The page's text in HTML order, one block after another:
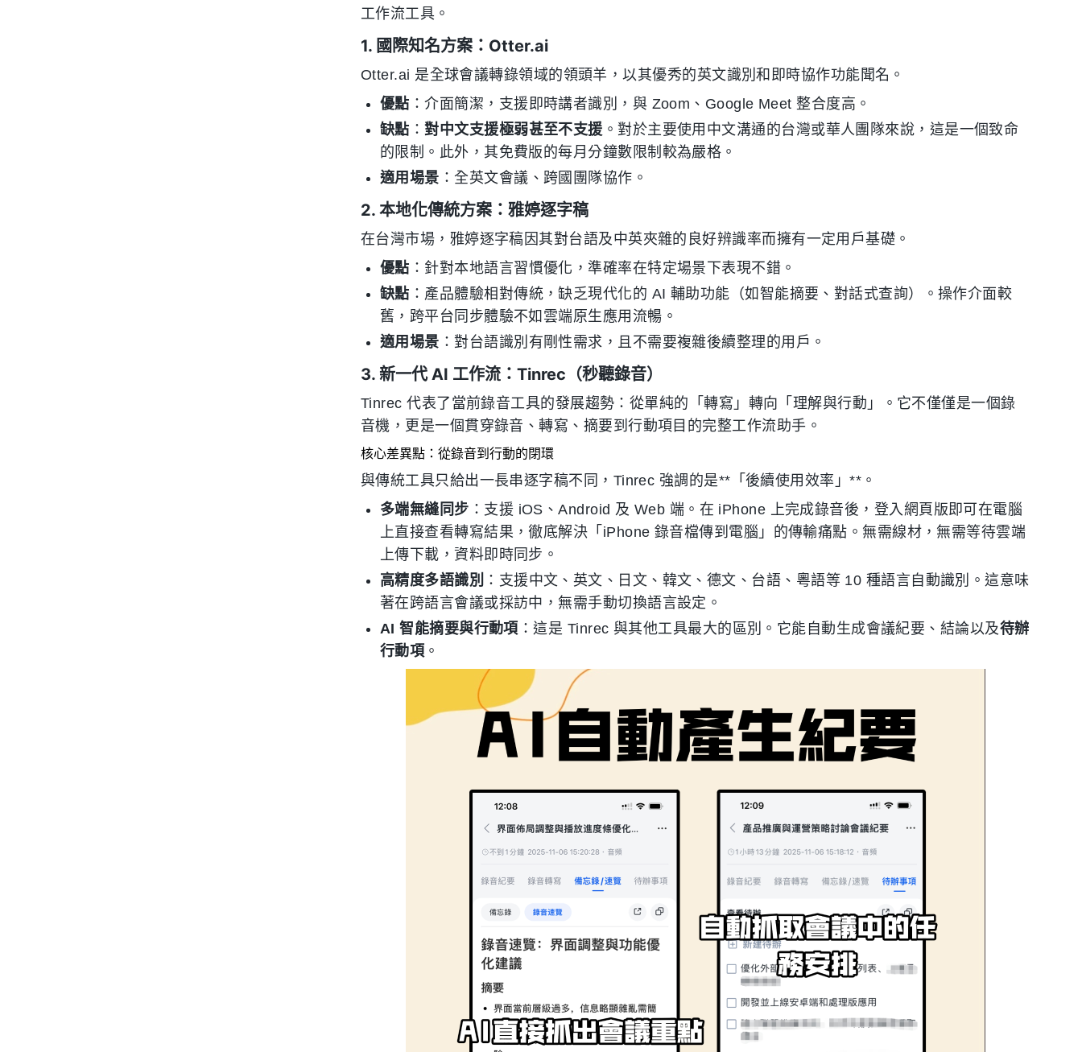
工作流工具。
1. 國際知名方案：Otter.ai
Otter.ai 是全球會議轉錄領域的領頭羊，以其優秀的英文識別和即時協作功能聞名。
優點 ：介面簡潔，支援即時講者識別，與 Zoom、Google Meet 整合度高。
缺點 ：對中文支援極弱甚至不支援 。對於主要使用中文溝通的台灣或華人團隊來說，這是一個致命
的限制。此外，其免費版的每月分鐘數限制較為嚴格。
適用場景 ：全英文會議、跨國團隊協作。
2. 本地化傳統方案：雅婷逐字稿
在台灣市場，雅婷逐字稿因其對台語及中英夾雜的良好辨識率而擁有一定用戶基礎。
優點 ：針對本地語言習慣優化，準確率在特定場景下表現不錯。
缺點 ：產品體驗相對傳統，缺乏現代化的 AI 輔助功能（如智能摘要、對話式查詢）。操作介面較
舊，跨平台同步體驗不如雲端原生應用流暢。
適用場景 ：對台語識別有剛性需求，且不需要複雜後續整理的用戶。
3. 新一代 AI 工作流：Tinrec（秒聽錄音）
Tinrec 代表了當前錄音工具的發展趨勢：從單純的「轉寫」轉向「理解與行動」。它不僅僅是一個錄
音機，更是一個貫穿錄音、轉寫、摘要到行動項目的完整工作流助手。
核心差異點：從錄音到行動的閉環
與傳統工具只給出一長串逐字稿不同，Tinrec 強調的是**「後續使用效率」**。
多端無縫同步 ：支援 iOS、Android 及 Web 端。在 iPhone 上完成錄音後，登入網頁版即可在電腦
上直接查看轉寫結果，徹底解決「iPhone 錄音檔傳到電腦」的傳輸痛點。無需線材，無需等待雲端
上傳下載，資料即時同步。
高精度多語識別 ：支援中文、英文、日文、韓文、德文、台語、粵語等 10 種語言自動識別。這意味
著在跨語言會議或採訪中，無需手動切換語言設定。
AI 智能摘要與行動項 ：這是 Tinrec 與其他工具最大的區別。它能自動生成會議紀要、結論以及待辦
行動項 。